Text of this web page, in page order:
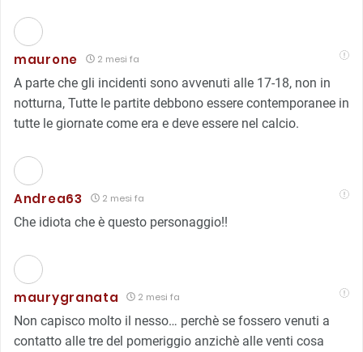
maurone 2 mesi fa
A parte che gli incidenti sono avvenuti alle 17-18, non in
notturna, Tutte le partite debbono essere contemporanee in
tutte le giornate come era e deve essere nel calcio.
Andrea63 2 mesi fa
Che idiota che è questo personaggio!!
maurygranata 2 mesi fa
Non capisco molto il nesso… perchè se fossero venuti a
contatto alle tre del pomeriggio anzichè alle venti cosa